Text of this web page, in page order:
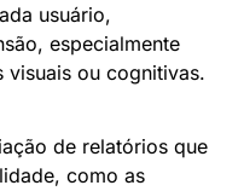
usuário,
especialmente
visuais ou cognitivas.
de relatórios que
como as